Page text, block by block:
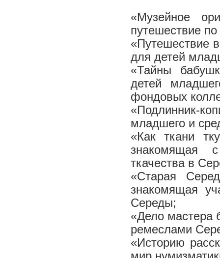
«Музейное
путешествие
«Путешествие
для детей
«Тайны
детей
фондовых
«Подлинник-
младшего и
«Как ткани
знакомящая
ткачества в
«Старая
знакомящая
Середы;
«Дело мастера
ремеслами
«Историю